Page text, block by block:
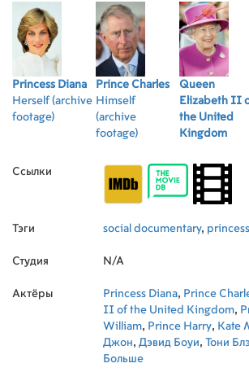
Princess Diana
Herself (archive
footage)
Prince Charles
Himself
(archive
footage)
Queen
Elizabeth II
the United
Kingdom
footage)
Ссылки
Тэги social documentary,
Студия N/A
Актёры Princess Diana, Prince
II of the United Kingdom,
William, Prince Harry, Kate
Джон, Дэвид Боуи, Тони
Джон Траволта
Больше